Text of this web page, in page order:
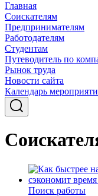
Главная
Соискателям
Предпринимателям
Работодателям
Студентам
Путеводитель по
Рынок труда
Новости сайта
Календарь
Поиск работы